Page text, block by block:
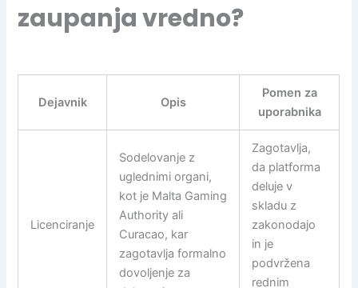
zaupanja vredno?
Dejavnik Opis
Pomen za
uporabnika
Licenciranje
Sodelovanje z
uglednimi organi,
kot je Malta Gaming
Authority ali
Curacao, kar
zagotavlja formalno
dovoljenje za
Zagotavlja,
da platforma
deluje v
skladu z
zakonodajo
in je
podvržena
rednim